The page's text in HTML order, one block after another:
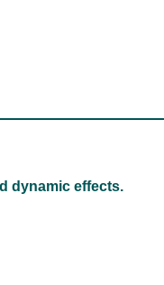
dynamic effects.